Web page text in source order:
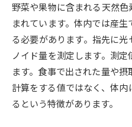
SELFBRAND特集ページ
オープンキャンパスなどを
オープンキャンパス検索
野菜や果物に含まれる天然
まれています。体内では産
る必要があります。指先に
ノイド量を測定します。測
ます。食事で出された量や
計算をする値ではなく、体
るという特徴があります。